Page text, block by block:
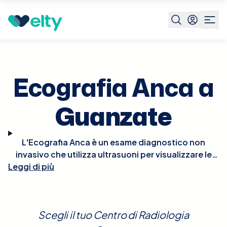
Prenota visita
Ecografia Anca a
Guanzate
L'Ecografia Anca è un esame diagnostico non
invasivo che utilizza ultrasuoni per visualizzare le
strutture dell'anca, particolarmente utile per
anomalie nei neonati e nei bambini. Non sono
Leggi di più
Scegli il tuo Centro di Radiologia